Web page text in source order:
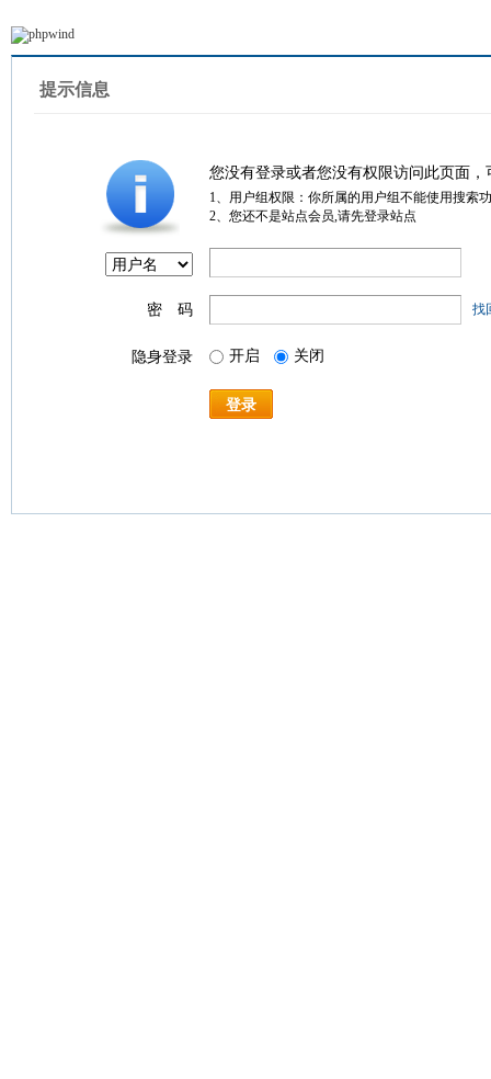
提示信息
您没有登录或者您没有权限访问此页面
1、用户组权限：你所属的用户组不能使用搜索
2、您还不是站点会员,请先登录站点
密 码 找
隐身登录 开启 关闭
登录